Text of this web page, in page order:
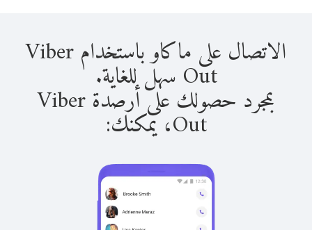
الاتصال على ماكاو باستخدام Viber
Out سهل للغاية.
بمجرد حصولك على أرصدة Viber
Out، يمكنك: